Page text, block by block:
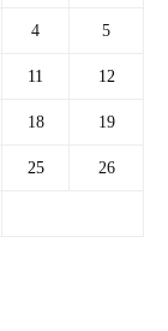
4 5
11 12
18 19
25 26